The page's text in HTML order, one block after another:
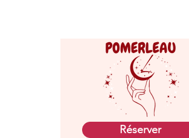
Réserver